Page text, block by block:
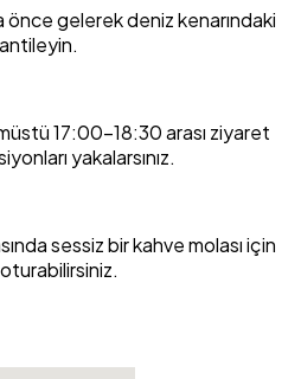
önce gelerek deniz kenarındaki
17:00-18:30 arası ziyaret
yakalarsınız.
sessiz bir kahve molası için